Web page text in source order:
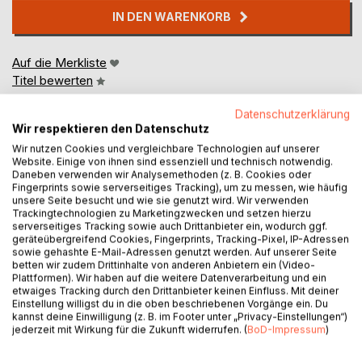
IN DEN WARENKORB
Auf die Merkliste
Titel bewerten
BESCHREIBUNG
Es werden zwei Familienchroniken erzählt, in der Liebe,
Hass, Verzweifelung und Verbrechen die Protagonisten
bestimmen. Im Lichtreich der Werte sind sie in ihr Dasein
geworfen, in dem Mensch für alles verantwortlich ist, was
er tut. Das Drama des Menschseins wird hier anschaulich
vor Augen geführt.
Datenschutzerklärung
Wir respektieren den Datenschutz
Wir nutzen Cookies und vergleichbare Technologien auf unserer
Website. Einige von ihnen sind essenziell und technisch notwendig.
Daneben verwenden wir Analysemethoden (z. B. Cookies oder
Fingerprints sowie serverseitiges Tracking), um zu messen, wie häufig
unsere Seite besucht und wie sie genutzt wird. Wir verwenden
Trackingtechnologien zu Marketingzwecken und setzen hierzu
serverseitiges Tracking sowie auch Drittanbieter ein, wodurch ggf.
geräteübergreifend Cookies, Fingerprints, Tracking-Pixel, IP-Adressen
sowie gehashte E-Mail-Adressen genutzt werden. Auf unserer Seite
betten wir zudem Drittinhalte von anderen Anbietern ein (Video-
Plattformen). Wir haben auf die weitere Datenverarbeitung und ein
etwaiges Tracking durch den Drittanbieter keinen Einfluss. Mit deiner
Einstellung willigst du in die oben beschriebenen Vorgänge ein. Du
kannst deine Einwilligung (z. B. im Footer unter „Privacy-Einstellungen“)
jederzeit mit Wirkung für die Zukunft widerrufen. (BoD-Impressum)